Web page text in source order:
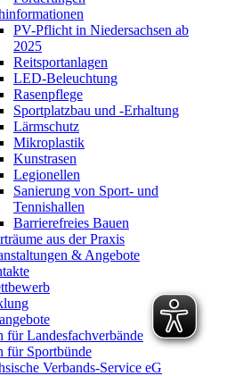
PV-Pflicht in Niedersachsen ab
2025
Reitsportanlagen
LED-Beleuchtung
Rasenpflege
Sportplatzbau und -Erhaltung
Lärmschutz
Mikroplastik
Kunstrasen
Legionellen
Sanierung von Sport- und
Tennishallen
Barrierefreies Bauen
aus der Praxis
& Angebote
für Landesfachverbände
für Sportbünde
Verbands-Service eG